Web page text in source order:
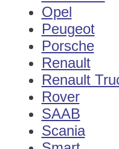
Opel
Peugeot
Porsche
Renault
Renault
Rover
SAAB
Scania